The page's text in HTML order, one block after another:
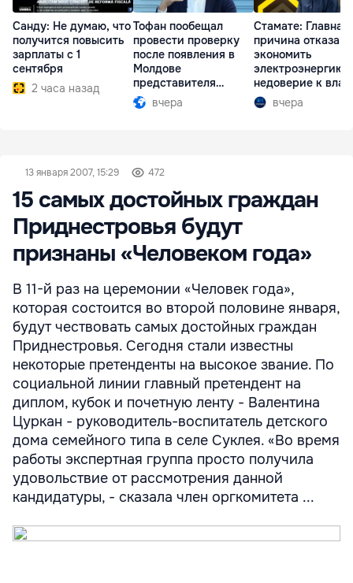
Санду: Не думаю, что
получится повысить
зарплаты с 1
сентября
2 часа назад
Тофан пообещал
провести проверку
после появления в
Молдове
представителя
Южной Осетии
вчера
Стамате: Главная
причина отказа
экономить
электроэнергию
недоверие к
вчера
13 января 2007, 15:29 472
15 самых достойных граждан
Приднестровья будут
признаны «Человеком года»
В 11-й раз на церемонии «Человек года»,
которая состоится во второй половине января,
будут чествовать самых достойных граждан
Приднестровья. Сегодня стали известны
некоторые претенденты на высокое звание. По
социальной линии главный претендент на
диплом, кубок и почетную ленту - Валентина
Цуркан - руководитель-воспитатель детского
дома семейного типа в селе Суклея. «Во время
работы экспертная группа просто получила
удовольствие от рассмотрения данной
кандидатуры, - сказала член оргкомитета ...